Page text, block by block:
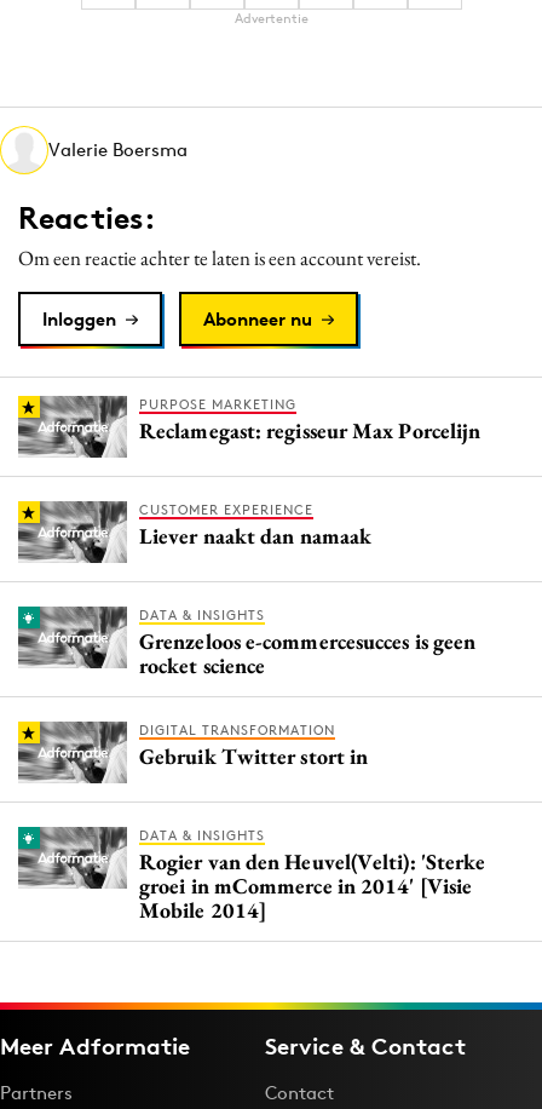
Martech
Media
Merkstrategie
Purpose Marketing
Reputatie & crisis
Advertentie
Valerie Boersma
Reacties:
Om een reactie achter te laten is een account vereist.
Inloggen Abonneer nu
PURPOSE MARKETING
Reclamegast: regisseur Max Porcelijn
CUSTOMER EXPERIENCE
Liever naakt dan namaak
DATA & INSIGHTS
Grenzeloos e-commercesucces is geen
rocket science
DIGITAL TRANSFORMATION
Gebruik Twitter stort in
DATA & INSIGHTS
Rogier van den Heuvel(Velti): 'Sterke
groei in mCommerce in 2014' [Visie
Mobile 2014]
Meer Adformatie
Partners
Service & Contact
Contact